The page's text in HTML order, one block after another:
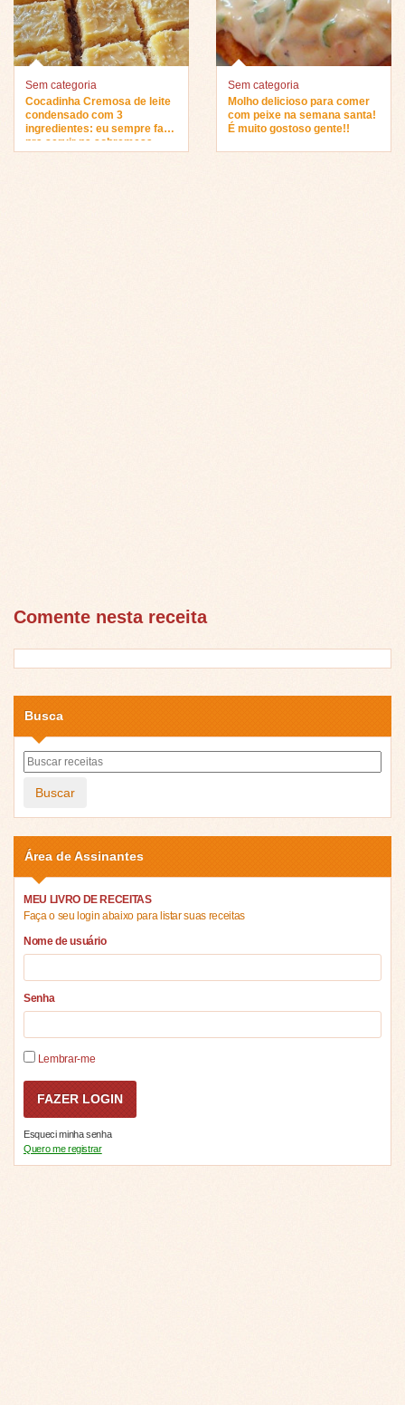
Sem categoria
Cocadinha Cremosa de leite
condensado com 3
ingredientes: eu sempre faço
pra servir na sobremesa…
Sem categoria
Molho delicioso para comer
com peixe na semana santa!
É muito gostoso gente!!
Comente nesta receita
Busca
Buscar
Área de Assinantes
MEU LIVRO DE RECEITAS
Faça o seu login abaixo para listar suas receitas
Nome de usuário
Senha
Lembrar-me
Esqueci minha senha
Quero me registrar